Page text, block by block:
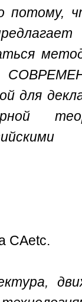
потому,
для
САetc.